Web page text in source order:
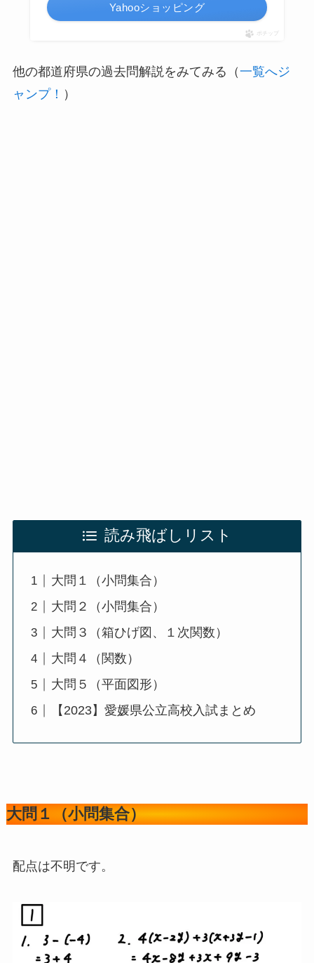
Yahooショッピング
ポチップ
他の都道府県の過去問解説をみてみる（一覧へジ
ャンプ！ ）
読み飛ばしリスト
大問１（小問集合）
大問２（小問集合）
大問３（箱ひげ図、１次関数）
大問４（関数）
大問５（平面図形）
【2023】愛媛県公立高校入試まとめ
大問１（小問集合）
配点は不明です。